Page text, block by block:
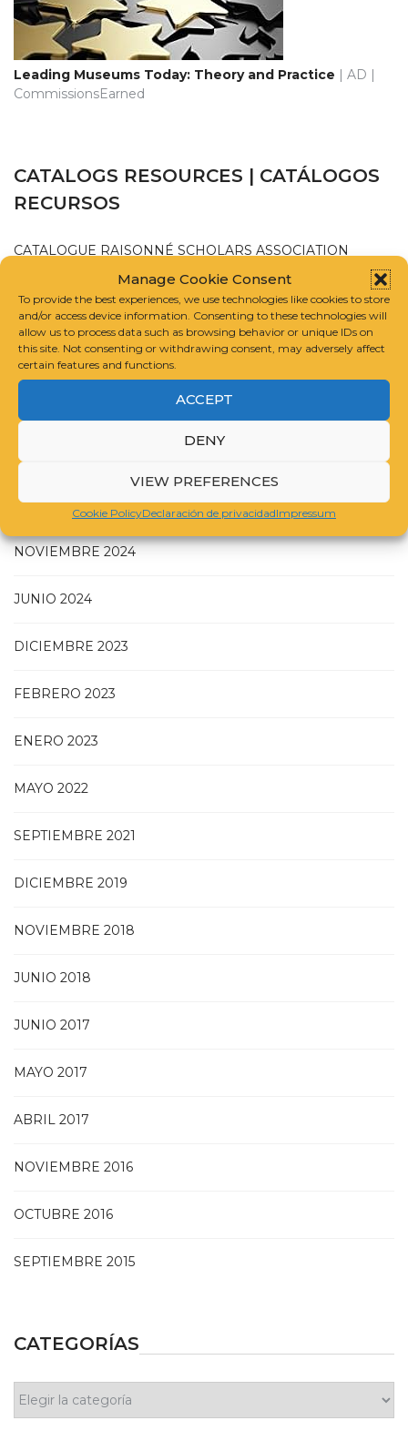
Manage Cookie Consent
To provide the best experiences, we use technologies like cookies to store
and/or access device information. Consenting to these technologies will
allow us to process data such as browsing behavior or unique IDs on
this site. Not consenting or withdrawing consent, may adversely affect
certain features and functions.
ACCEPT
DENY
VIEW PREFERENCES
Cookie PolicyDeclaración de privacidadImpressum
Leading Museums Today: Theory and Practice | AD |
CommissionsEarned
CATALOGS RESOURCES | CATÁLOGOS
RECURSOS
CATALOGUE RAISONNÉ SCHOLARS ASSOCIATION
INTERNATIONAL FOUNDATION FOR ART RESEARCH
GUIDELINES FOR COMPILING A CATALOGUE RAISONNÉ
JULIO 2025
MAYO 2025
NOVIEMBRE 2024
JUNIO 2024
DICIEMBRE 2023
FEBRERO 2023
ENERO 2023
MAYO 2022
SEPTIEMBRE 2021
DICIEMBRE 2019
NOVIEMBRE 2018
JUNIO 2018
JUNIO 2017
MAYO 2017
ABRIL 2017
NOVIEMBRE 2016
OCTUBRE 2016
SEPTIEMBRE 2015
CATEGORÍAS